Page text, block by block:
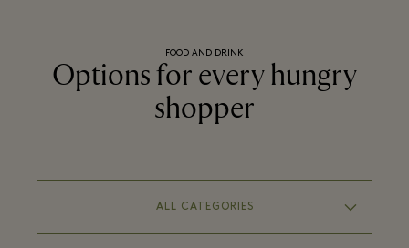
FOOD AND DRINK
Options for every hungry
shopper